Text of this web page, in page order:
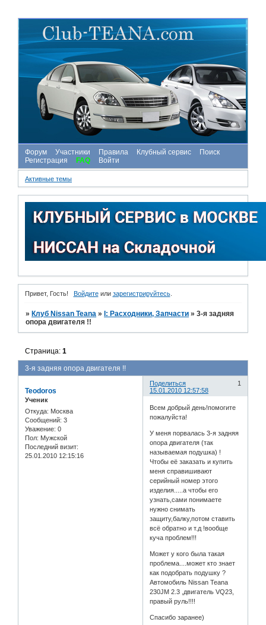
Форум Участники Правила Клубный сервис
Поиск
Регистрация
FAQ Войти
Активные темы
Привет, Гость! Войдитеили зарегистрируйтесь.
» Клуб Nissan Teana » I: Расходники, Запчасти »3-я задняя
опора двигателя !!
3-я задняя опора двигателя !!
Страница:1
Поделиться
1
15.01.2010 12:57:58
Teodoros
Ученик
Откуда: Москва
Сообщений: 3
Уважение: 0
Пол: Мужской
Последний визит:
25.01.2010 12:15:16
Всем добрый день!помогите
пожалуйста!
У меня порвалась 3-я задняя
опора двигателя (так
называемая подушка) !
Чтобы её заказать и купить
меня справишивают
серийный номер этого
изделия.....а чтобы его
узнать,сами понимаете
нужно снимать
защиту,балку,потом ставить
всё обратно и т.д !вообще
куча проблем!!!
Может у кого была такая
проблема....может кто знает
как подобрать подушку ?
Автомобиль Nissan Teana
230JM 2.3 ,двигатель VQ23,
правый руль!!!!
Спасибо заранее)